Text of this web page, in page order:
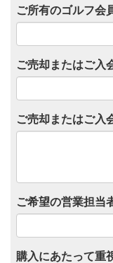
ご所有のゴルフ会
ご売却またはご入
ご売却またはご入
ご希望の営業担当
購入にあたって重